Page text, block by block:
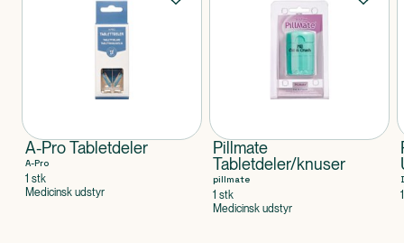
A-Pro Tabletdeler
A-Pro
1 stk
Medicinsk udstyr
Pillmate
Tabletdeler/knuser
pillmate
1 stk
Medicinsk udstyr